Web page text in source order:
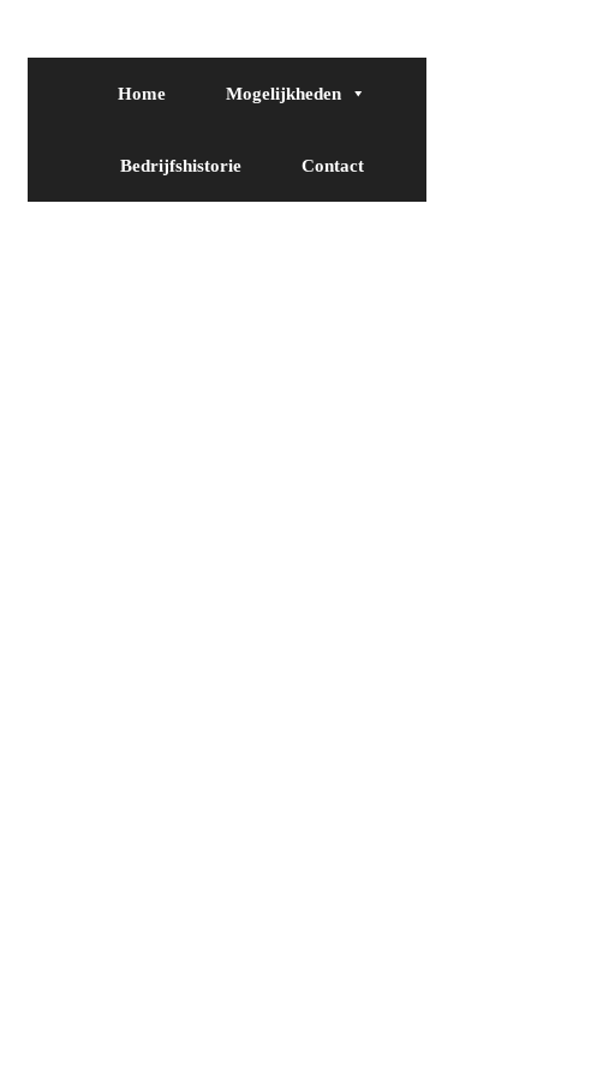
Home Mogelijkheden
Bedrijfshistorie Contact